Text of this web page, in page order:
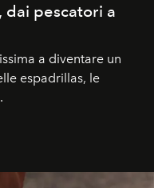
dai pescatori a
a diventare un
espadrillas, le